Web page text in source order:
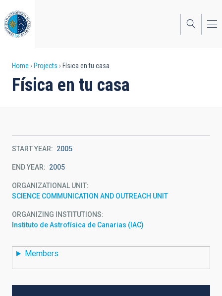
to
main
content
Breadcrumb
Home Projects Física en tu casa
Física en tu casa
START YEAR 2005
END YEAR 2005
ORGANIZATIONAL UNIT
SCIENCE COMMUNICATION AND OUTREACH UNIT
ORGANIZING INSTITUTIONS
Instituto de Astrofísica de Canarias (IAC)
Members